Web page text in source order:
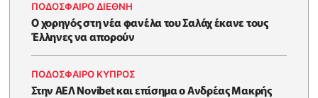
ΠΟΔΟΣΦΑΙΡΟ ΔΙΕΘΝΗ
Ο χορηγός στη νέα φανέλα του Σαλάχ έκανε τους
Έλληνες να απορούν
ΠΟΔΟΣΦΑΙΡΟ ΚΥΠΡΟΣ
Στην ΑΕΛ Novibet και επίσημα ο Ανδρέας Μακρής